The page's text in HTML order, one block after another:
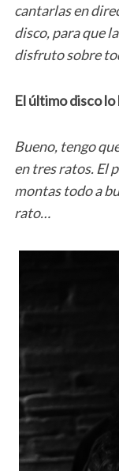
cantarlas en
disco, para que
disfruto sobre
El último disco
Bueno, tengo
en tres ratos. El
montas todo a
rato…